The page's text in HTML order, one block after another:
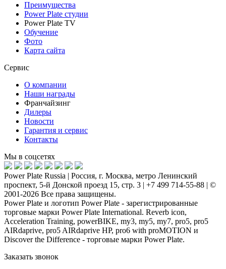
Преимущества
Power Plate студии
Power Plate TV
Обучение
Фото
Карта сайта
Сервис
О компании
Наши награды
Франчайзинг
Дилеры
Новости
Гарантия и сервис
Контакты
Мы в соцсетях
Power Plate Russia | Россия, г. Москва, метро Ленинский
проспект, 5-й Донской проезд 15, стр. 3 | +7 499 714-55-88 | ©
2001-2026 Все права защищены.
Power Plate и логотип Power Plate - зарегистрированные
торговые марки Power Plate International. Reverb icon,
Acceleration Training, powerBIKE, my3, my5, my7, pro5, pro5
AIRdaprive, pro5 AIRdaprive HP, pro6 with proMOTION и
Discover the Difference - торговые марки Power Plate.
Заказать звонок